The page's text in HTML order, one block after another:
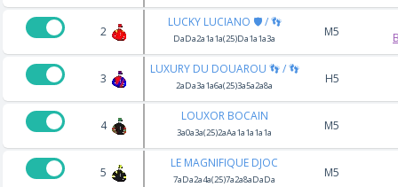
2
LUCKY LUCIANO 🛡️ / 👣
DaDa2a1a1a(25)Da1a1a3a M5
3
LUXURY DU DOUAROU 👣 / 👣
2aDa3a1a6a(25)3a5a2a8a H5
4
LOUXOR BOCAIN
3a0a3a(25)2aAa1a1a1a1a M5
5
LE MAGNIFIQUE DJOC
7aDa2a4a(25)7a2a8aDaDa M5